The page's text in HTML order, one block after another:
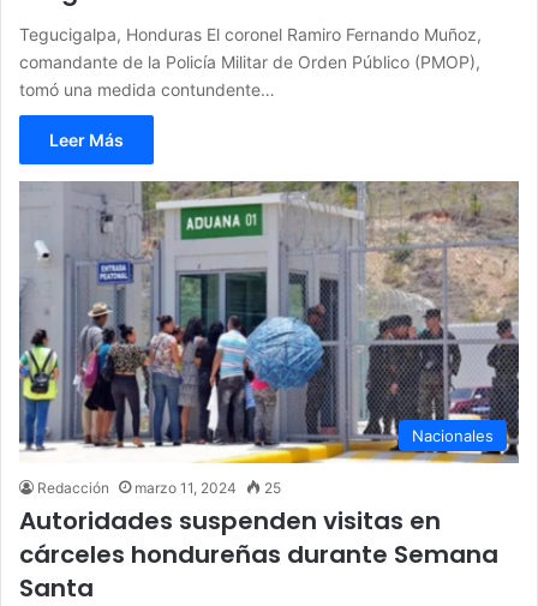
Tegucigalpa, Honduras El coronel Ramiro Fernando Muñoz,
comandante de la Policía Militar de Orden Público (PMOP),
tomó una medida contundente…
Leer Más
Nacionales
Redacción marzo 11, 2024 25
Autoridades suspenden visitas en
cárceles hondureñas durante Semana
Santa